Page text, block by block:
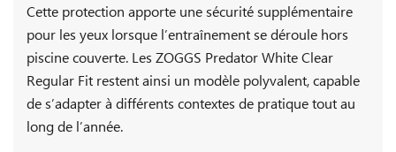
Cette protection apporte une sécurité supplémentaire
pour les yeux lorsque l’entraînement se déroule hors
piscine couverte. Les ZOGGS Predator White Clear
Regular Fit restent ainsi un modèle polyvalent, capable
de s’adapter à différents contextes de pratique tout au
long de l’année.